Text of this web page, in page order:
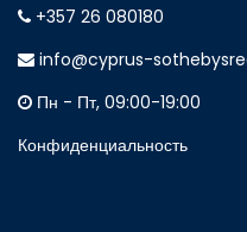
+357 26 080180
info@cyprus-
Пн - Пт, 09:00-19:00
Конфиденциальность